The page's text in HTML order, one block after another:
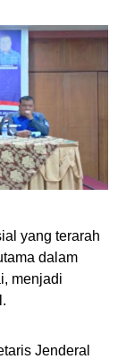
yang terarah
dalam
menjadi
Jenderal